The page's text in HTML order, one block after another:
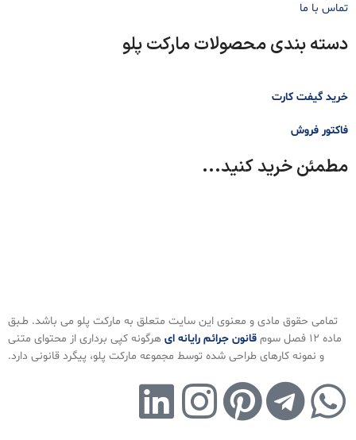
تماس با ما
دسته بندی محصولات مارکت پلو
خرید گیفت کارت
فاکتور فروش
مطمئن خرید کنید...
تمامی حقوق مادی و معنوی این سایت متعلق به مارکت پلو می باشد. طـبق
ماده ۱۲ فصل سوم ‌
قانون جرائم رایانه ای هرگونه کپی برداری از محتوای متنی
و نمونه کارهای طراحی شده توسط مجموعه مارکت پلو، پیگرد قانونی دارد.